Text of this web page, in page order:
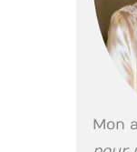
Mon